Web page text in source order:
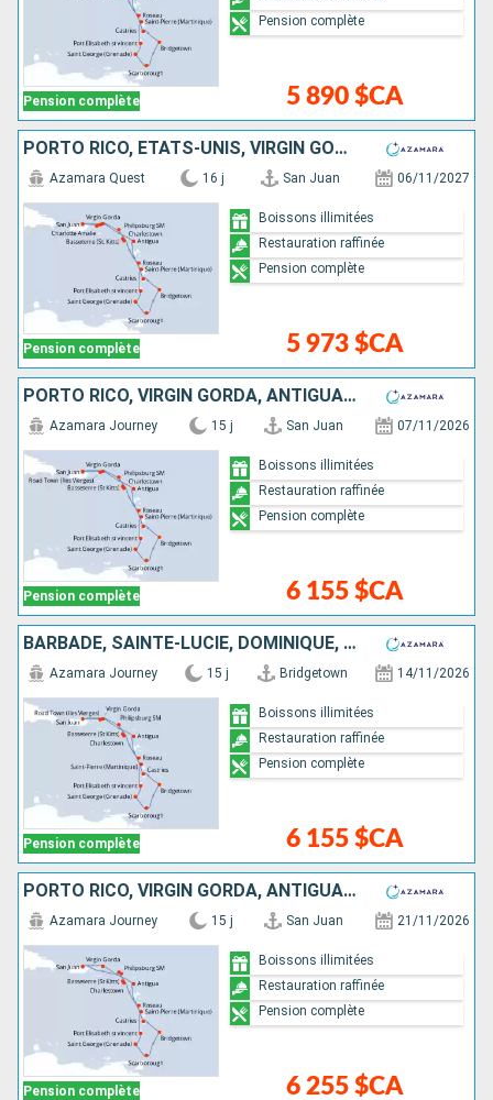
Pension complète 5 890 $CA
Pension complète
PORTO RICO, ÉTATS-UNIS, VIRGIN GORDA, ANTIGUA-ET-BARBUDA, MARTINIQUE, SAINT VINCENT-ET-LES-GRENADINES, GRENADE, TRINITÉ-ET-TOBAGO, BARBADE, SAINTE-LUCIE, DOMINIQUE, SAINT-MARTIN, TORTOLA
Pension complète
Azamara Quest 16 j San Juan 06/11/2027
5 973 $CA
Boissons illimitées
Restauration raffinée
Pension complète
PORTO RICO, VIRGIN GORDA, ANTIGUA-ET-BARBUDA, MARTINIQUE, SAINT VINCENT-ET-LES-GRENADINES, GRENADE, TRINITÉ-ET-TOBAGO, BARBADE, SAINTE-LUCIE, DOMINIQUE, SAINT-MARTIN, TORTOLA
Pension complète
Azamara Journey 15 j San Juan 07/11/2026
6 155 $CA
Boissons illimitées
Restauration raffinée
Pension complète
BARBADE, SAINTE-LUCIE, DOMINIQUE, SAINT-MARTIN, TORTOLA, PORTO RICO, VIRGIN GORDA, ANTIGUA-ET-BARBUDA, MARTINIQUE, SAINT VINCENT-ET-LES-GRENADINES, GRENADE, TRINITÉ-ET-TOBAGO
Pension complète
Azamara Journey 15 j Bridgetown 14/11/2026
6 155 $CA
Boissons illimitées
Restauration raffinée
Pension complète
PORTO RICO, VIRGIN GORDA, ANTIGUA-ET-BARBUDA, MARTINIQUE, SAINT VINCENT-ET-LES-GRENADINES, GRENADE, TRINITÉ-ET-TOBAGO, BARBADE, SAINTE-LUCIE, DOMINIQUE, SAINT-MARTIN, FRANCE
Pension complète
Azamara Journey 15 j San Juan 21/11/2026
6 255 $CA
Boissons illimitées
Restauration raffinée
Pension complète